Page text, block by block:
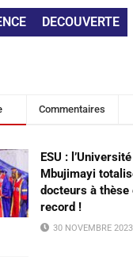
DECOUVERTE
Commentaires
ESU :
Mbujimayi
docteurs à thèse
record !
30 NOVEMBRE 2023